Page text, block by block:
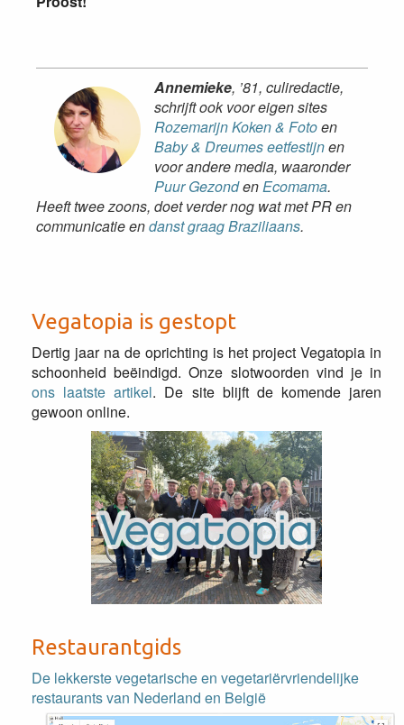
Annemieke, ’81, culiredactie,
schrijft ook voor eigen sites
Rozemarijn Koken & Fotoen
Baby & Dreumes eetfestijnen
voor andere media, waaronder
Puur Gezonden Ecomama.
Heeft twee zoons, doet verder nog wat met PR en
communicatie endanst graag Braziliaans.
Vegatopia is gestopt
Dertig jaar na de oprichting is het project Vegatopia in
schoonheid beëindigd. Onze slotwoorden vind je in
ons laatste artikel. De site blijft de komende jaren
gewoon online.
Restaurantgids
De lekkerste vegetarische en vegetariërvriendelijke
restaurants van Nederland en België